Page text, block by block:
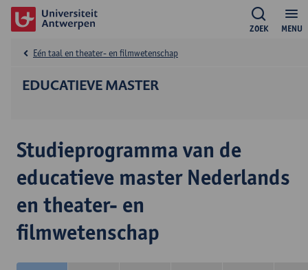
MENU
ZOEK
EDUCATIEVE MASTER
Eén taal en theater- en filmwetenschap
Studieprogramma van de
educatieve master Nederlands
en theater- en
filmwetenschap